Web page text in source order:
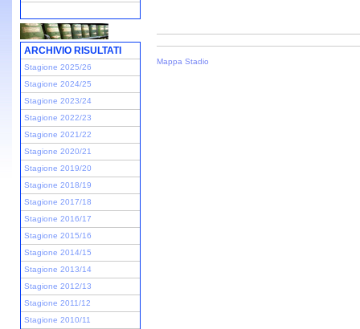
ARCHIVIO RISULTATI
Stagione 2025/26
Stagione 2024/25
Stagione 2023/24
Stagione 2022/23
Stagione 2021/22
Stagione 2020/21
Stagione 2019/20
Stagione 2018/19
Stagione 2017/18
Stagione 2016/17
Stagione 2015/16
Stagione 2014/15
Stagione 2013/14
Stagione 2012/13
Stagione 2011/12
Stagione 2010/11
Mappa Stadio